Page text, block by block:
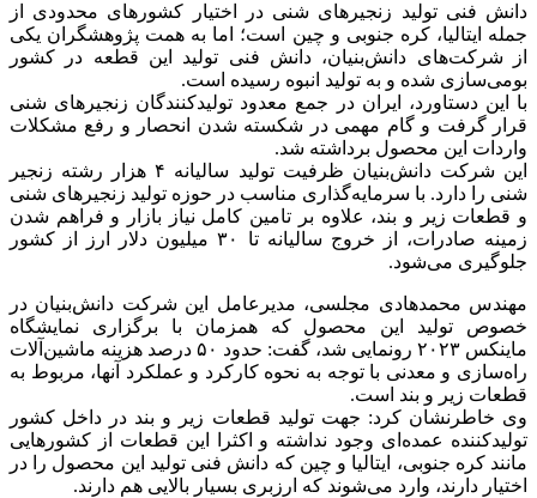
دانش‎‌ فنی تولید زنجیرهای شنی در اختیار کشورهای محدودی از
جمله ایتالیا، کره جنوبی و چین است؛ اما به همت پژوهشگران یکی
از شرکت‌های دانش‌بنیان، دانش فنی تولید این قطعه در کشور
بومی‌سازی شده و به تولید انبوه رسیده است.
با این دستاورد، ایران در جمع معدود تولیدکنندگان زنجیرهای شنی
قرار گرفت و گام مهمی در شکسته شدن انحصار و رفع مشکلات
واردات این محصول برداشته شد.
این شرکت دانش‌بنیان ظرفیت تولید سالیانه ۴ هزار رشته زنجیر
شنی را دارد. با سرمایه‌گذاری مناسب در حوزه تولید زنجیرهای شنی
و قطعات زیر و بند، علاوه بر تامین کامل نیاز بازار و فراهم شدن
زمینه صادرات، از خروج سالیانه تا ۳۰ میلیون دلار ارز از کشور
جلوگیری می‌شود.
مهندس محمدهادی مجلسی، مدیرعامل این شرکت دانش‌بنیان در
خصوص تولید این محصول که همزمان با برگزاری نمایشگاه
ماینکس ۲۰۲۳ رونمایی شد، گفت: حدود ۵۰ درصد هزینه ماشین‌آلات
راه‌سازی و معدنی با توجه به نحوه کارکرد و عملکرد آنها، مربوط به
قطعات زیر و بند است.
وی خاطرنشان کرد: جهت تولید قطعات زیر و بند در داخل کشور
تولیدکننده‌ عمده‌ای وجود نداشته و اکثرا این قطعات از کشورهایی
مانند کره جنوبی، ایتالیا و چین که دانش فنی تولید این محصول را در
اختیار دارند، وارد می‌شوند که ارزبری بسیار بالایی هم دارند.